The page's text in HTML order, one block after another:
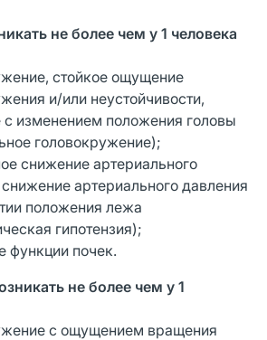
не более чем у 1 человека
стойкое ощущение
и/или неустойчивости,
с изменением положения головы
головокружение);
снижение артериального
артериального давления
положения лежа
гипотензия);
функции почек.
не более чем у 1
с ощущением вращения